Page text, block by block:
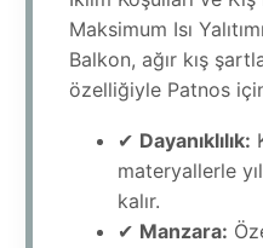
Maksimum Isı
Balkon, ağır kış
özelliğiyle Patnos
✔ Dayanıklılık:
materyallerle
kalır.
✔ Manzara: